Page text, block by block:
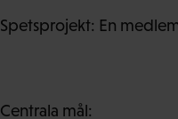
Spetsprojekt: En
Centrala mål: